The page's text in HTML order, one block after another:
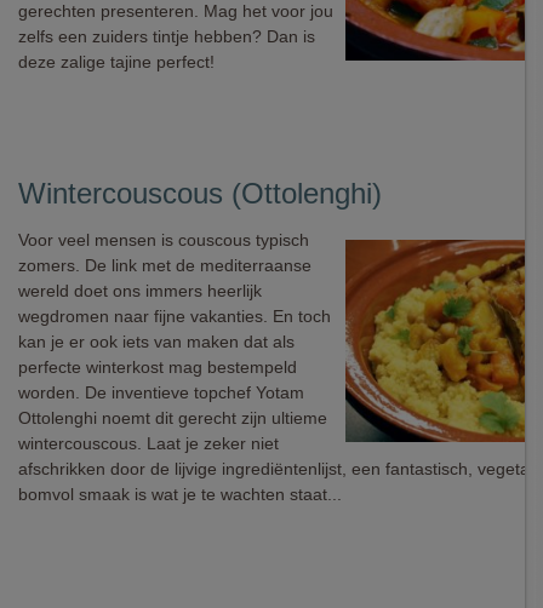
gerechten presenteren. Mag het voor jou
zelfs een zuiders tintje hebben? Dan is
deze zalige tajine perfect!
Wintercouscous (Ottolenghi)
Voor veel mensen is couscous typisch
zomers. De link met de mediterraanse
wereld doet ons immers heerlijk
wegdromen naar fijne vakanties. En toch
kan je er ook iets van maken dat als
perfecte winterkost mag bestempeld
worden. De inventieve topchef Yotam
Ottolenghi noemt dit gerecht zijn ultieme
wintercouscous. Laat je zeker niet
afschrikken door de lijvige ingrediëntenlijst, een fantastisch,
bomvol smaak is wat je te wachten staat...